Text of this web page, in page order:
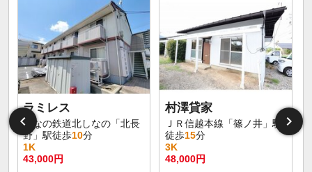
ラミレス
しなの鉄道北しなの「北長
野」駅徒歩10分
1K
43,000円
村澤貸家
ＪＲ信越本線「篠ノ井」駅
徒歩15分
3K
48,000円